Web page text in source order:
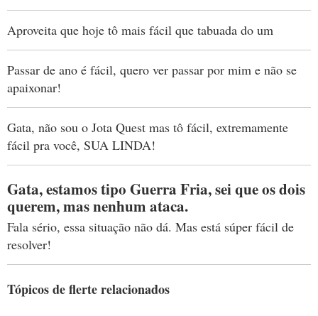
Aproveita que hoje tô mais fácil que tabuada do um
Passar de ano é fácil, quero ver passar por mim e não se
apaixonar!
Gata, não sou o Jota Quest mas tô fácil, extremamente
fácil pra você, SUA LINDA!
Gata, estamos tipo Guerra Fria, sei que os dois
querem, mas nenhum ataca.
Fala sério, essa situação não dá. Mas está súper fácil de
resolver!
Tópicos de flerte relacionados